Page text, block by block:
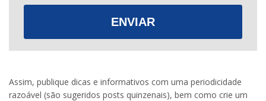
ENVIAR
Assim, publique dicas e informativos com uma periodicidade
razoável (são sugeridos posts quinzenais), bem como crie um